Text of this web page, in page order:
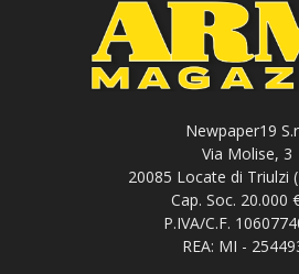
Newpaper19
Via Molise, 3
20085 Locate di Triulzi
Cap. Soc. 20.000
P.IVA/C.F.
REA: MI -